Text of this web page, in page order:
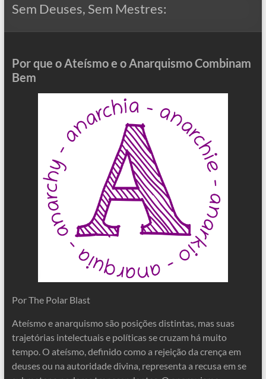
Sem Deuses, Sem Mestres:
Por que o Ateísmo e o Anarquismo Combinam
Bem
Por The Polar Blast
Ateísmo e anarquismo são posições distintas, mas suas
trajetórias intelectuais e políticas se cruzam há muito
tempo. O ateísmo, definido como a rejeição da crença em
deuses ou na autoridade divina, representa a recusa em se